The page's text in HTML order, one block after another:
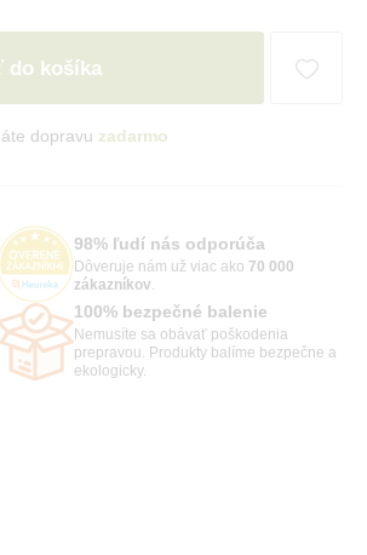
do košíka
dopravu zadarmo
98% ľudí nás odporúča
Dôveruje nám už viac ako 70 000
zákazníkov
100% bezpečné balenie
Nemusíte sa obávať poškodenia
prepravou. Produkty balíme bezpečne a
ekologicky.